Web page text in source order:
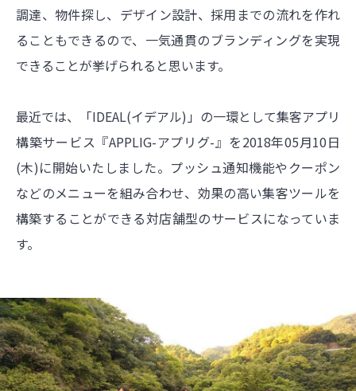
調達、物件探し、デザイン設計、採用までの流れを作れ
ることもできるので、一気通貫のブランディングを実現
できることが挙げられると思います。
最近では、「IDEAL(イデアル)」の一環として集客アプリ
構築サービス『APPLIG-アプリグ-』を2018年05月10日
(木)に開始いたしました。プッシュ通知機能やクーポン
などのメニューを組み合わせ、効果の高い集客ツールを
構築することができる対店舗型のサービスになっていま
す。